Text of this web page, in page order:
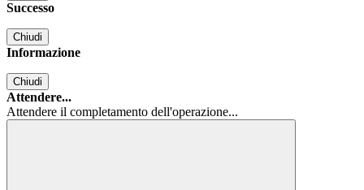
Successo
Chiudi
Informazione
Chiudi
Attendere...
Attendere il completamento dell'operazione...